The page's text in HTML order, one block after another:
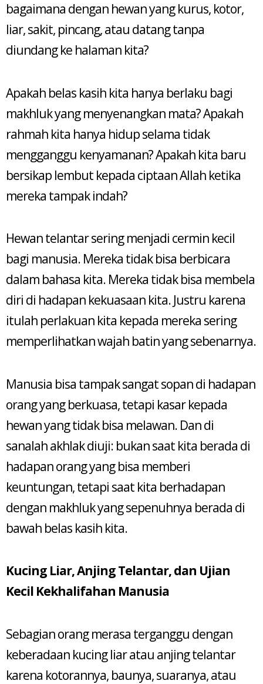
bagaimana dengan hewan yang kurus, kotor,
liar, sakit, pincang, atau datang tanpa
diundang ke halaman kita?
Apakah belas kasih kita hanya berlaku bagi
makhluk yang menyenangkan mata? Apakah
rahmah kita hanya hidup selama tidak
mengganggu kenyamanan? Apakah kita baru
bersikap lembut kepada ciptaan Allah ketika
mereka tampak indah?
Hewan telantar sering menjadi cermin kecil
bagi manusia. Mereka tidak bisa berbicara
dalam bahasa kita. Mereka tidak bisa membela
diri di hadapan kekuasaan kita. Justru karena
itulah perlakuan kita kepada mereka sering
memperlihatkan wajah batin yang sebenarnya.
Manusia bisa tampak sangat sopan di hadapan
orang yang berkuasa, tetapi kasar kepada
hewan yang tidak bisa melawan. Dan di
sanalah akhlak diuji: bukan saat kita berada di
hadapan orang yang bisa memberi
keuntungan, tetapi saat kita berhadapan
dengan makhluk yang sepenuhnya berada di
bawah belas kasih kita.
Kucing Liar, Anjing Telantar, dan Ujian
Kecil Kekhalifahan Manusia
Sebagian orang merasa terganggu dengan
keberadaan kucing liar atau anjing telantar
karena kotorannya, baunya, suaranya, atau